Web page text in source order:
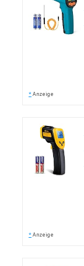
* Anzeige
* Anzeige